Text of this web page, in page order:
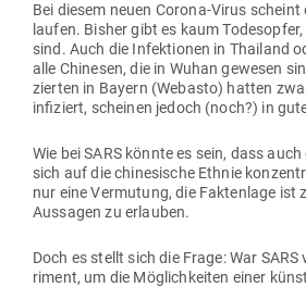
Bei diesem neuen Corona-Virus
laufen. Bisher gibt es kaum Todes­opfer,
sind. Auch die Infek­tionen in Thailand
alle Chi­nesen, die in Wuhan gewesen
zierten in Bayern (Webasto) hatten
infi­ziert, scheinen jedoch (noch?) in
Wie bei SARS könnte es sein, dass
sich auf die chi­ne­sische Ethnie
nur eine Ver­mutung, die Fak­tenlage ist
Aus­sagen zu erlauben.
Doch es stellt sich die Frage: War
riment, um die Mög­lich­keiten einer